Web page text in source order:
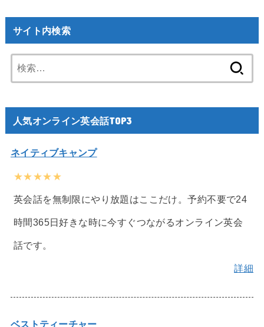
サイト内検索
索:
人気オンライン英会話TOP3
ネイティブキャンプ
★★★★★
英会話を無制限にやり放題はここだけ。予約不要で24
時間365日好きな時に今すぐつながるオンライン英会
話です。
詳細
ベストティーチャー